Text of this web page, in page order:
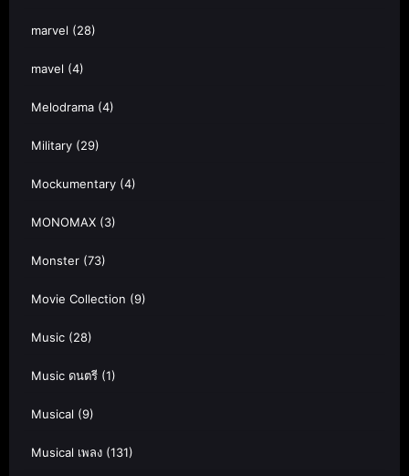
marvel (28)
mavel (4)
Melodrama (4)
Military (29)
Mockumentary (4)
MONOMAX (3)
Monster (73)
Movie Collection (9)
Music (28)
Music ดนตรี (1)
Musical (9)
Musical เพลง (131)